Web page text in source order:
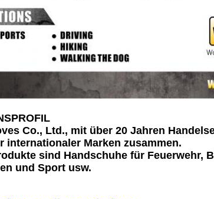
Co., Ltd., mit über 20 Jahren
internationaler Marken zusammen.
sind Handschuhe für Feuerwehr,
und Sport usw.